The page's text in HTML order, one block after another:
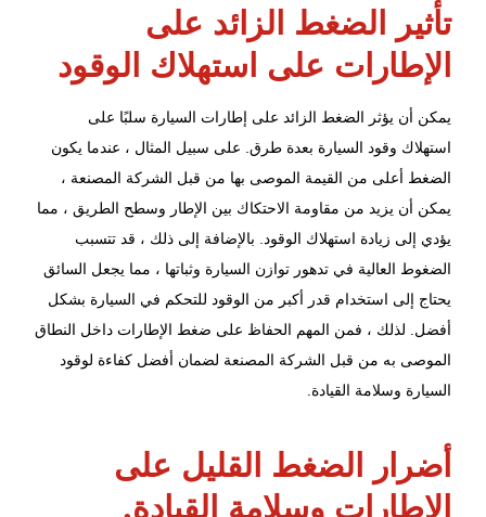
تأثير الضغط الزائد على
الإطارات على استهلاك الوقود
يمكن أن يؤثر الضغط الزائد على إطارات السيارة سلبًا على
استهلاك وقود السيارة بعدة طرق. على سبيل المثال ، عندما يكون
الضغط أعلى من القيمة الموصى بها من قبل الشركة المصنعة ،
يمكن أن يزيد من مقاومة الاحتكاك بين الإطار وسطح الطريق ، مما
يؤدي إلى زيادة استهلاك الوقود. بالإضافة إلى ذلك ، قد تتسبب
الضغوط العالية في تدهور توازن السيارة وثباتها ، مما يجعل السائق
يحتاج إلى استخدام قدر أكبر من الوقود للتحكم في السيارة بشكل
أفضل. لذلك ، فمن المهم الحفاظ على ضغط الإطارات داخل النطاق
الموصى به من قبل الشركة المصنعة لضمان أفضل كفاءة لوقود
السيارة وسلامة القيادة.
أضرار الضغط القليل على
الإطارات وسلامة القيادة.